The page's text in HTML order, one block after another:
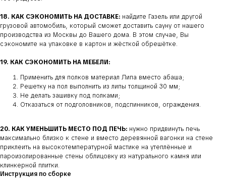
18. КАК СЭКОНОМИТЬ НА ДОСТАВКЕ: найдите Газель или другой
грузовой автомобиль, который сможет доставить сауну от нашего
производства из Москвы до Вашего дома. В этом случае, Вы
сэкономите на упаковке в картон и жёсткой обрешётке.
19. КАК СЭКОНОМИТЬ НА МЕБЕЛИ:
Применить для полков материал Липа вместо абаша;
Решетку на пол выполнить из липы толщиной 30 мм;
Не делать зашивку под полками;
Отказаться от подголовников, подспинников, ограждения.
20. КАК УМЕНЬШИТЬ МЕСТО ПОД ПЕЧЬ: нужно придвинуть печь
максимально близко к стене и вместо деревянной вагонки на стене
приклеить на высокотемпературной мастике на утеплённые и
пароизолированные стены облицовку из натурального камня или
клинкерной плитки.
Инструкция по сборке